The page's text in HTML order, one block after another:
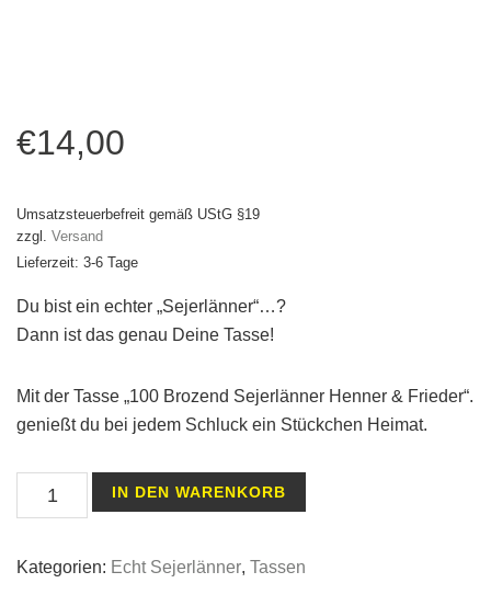
€14,00
Umsatzsteuerbefreit gemäß UStG §19
zzgl. Versand
Lieferzeit: 3-6 Tage
Du bist ein echter „Sejerlänner“…?
Dann ist das genau Deine Tasse!
Mit der Tasse „100 Brozend Sejerlänner Henner & Frieder“.
genießt du bei jedem Schluck ein Stückchen Heimat.
Tasse
100
Sejerlänner
IN DEN WARENKORB
Kategorien: Echt Sejerlänner, Tassen